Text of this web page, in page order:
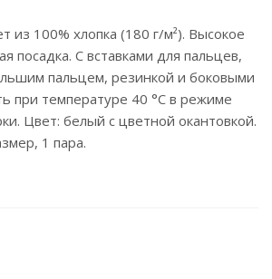
из 100% хлопка (180 г/м²). Высокое
посадка. С вставками для пальцев,
пальцем, резинкой и боковыми
при температуре 40 °C в режиме
Цвет: белый с цветной окантовкой.
1 пара.